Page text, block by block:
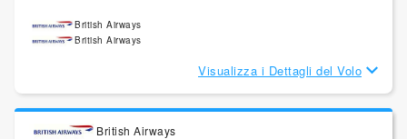
British Airways
British Airways
Visualizza i Dettagli del Volo
British Airways